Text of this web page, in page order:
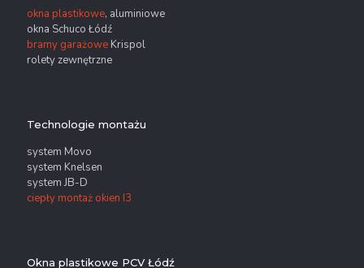
okna plastikowe, aluminiowe
okna Schuco Łódź
bramy garażowe Krispol
rolety zewnętrzne
Technologie montażu
system Movo
system Knelsen
system JB-D
ciepły montaż okien I3
Okna plastikowe PCV Łódź